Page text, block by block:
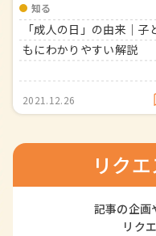
知る
「成人の日」の由来｜子
もにわかりやすい解説
2021.12.26
リク
記事の企画
リク